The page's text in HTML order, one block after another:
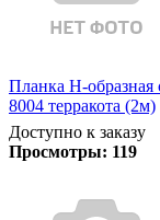
Планка Н-образная
8004 терракота (2м)
Доступно к заказу
Просмотры: 119